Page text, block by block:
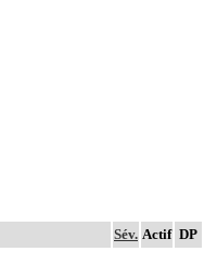
Sév. Actif DP